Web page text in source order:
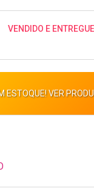
VENDIDO E
ESTOQUE! VER